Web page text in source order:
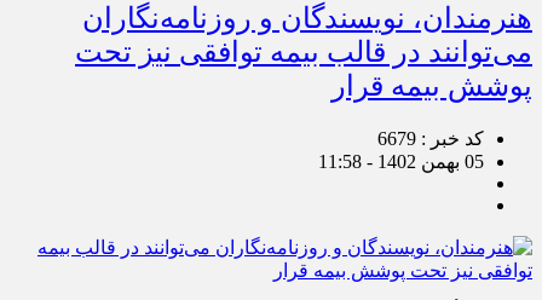
هنرمندان، نویسندگان و روزنامه‌نگاران
می‌توانند در قالب بیمه توافقی نیز تحت
پوشش بیمه قرار
کد خبر : 6679
05 بهمن 1402 - 11:58